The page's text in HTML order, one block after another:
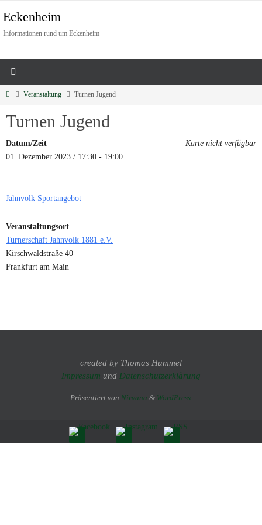
Eckenheim
Informationen rund um Eckenheim
Veranstaltung Turnen Jugend
Turnen Jugend
Karte nicht verfügbar
Datum/Zeit
01. Dezember 2023 / 17:30 - 19:00
Jahnvolk Sportangebot
Veranstaltungsort
Turnerschaft Jahnvolk 1881 e.V.
Kirschwaldstraße 40
Frankfurt am Main
created by Thomas Hummel
Impressum und Datenschutzerklärung
Präsentiert von Nirvana & WordPress.